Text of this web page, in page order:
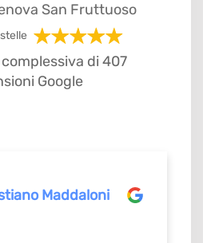
San Fruttuoso
di 407
Google
Maddaloni